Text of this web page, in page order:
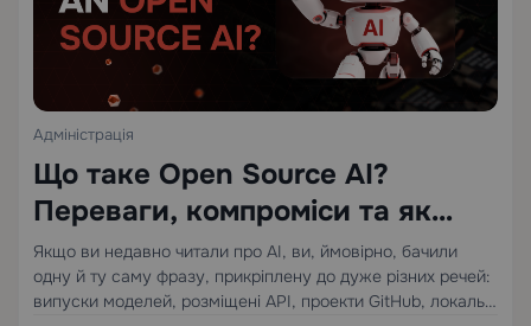
Адміністрація
Що таке Open Source AI?
Переваги, компроміси та як
вибрати
Якщо ви недавно читали про AI, ви, ймовірно, бачили
одну й ту саму фразу, прикріплену до дуже різних речей:
випуски моделей, розміщені API, проекти GitHub, локальні